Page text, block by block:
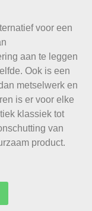
voor een
aan te leggen
Ook is een
metselwerk en
is er voor elke
klassiek tot
van
product.